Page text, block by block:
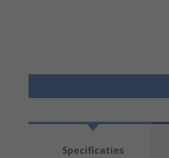
Specificaties